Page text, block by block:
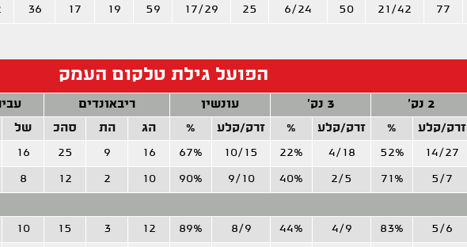
77
21/42
50
6/24
25
17/29
59
19
17
36
הפועל גילת טלקום העמק
2 נק' 3 נק' עונשין ריבאונדים
זרק/קלע % זרק/קלע % זרק/קלע % הג הת סהכ של
14/27
52%
4/18
22%
10/15
67%
16
9
25
16
5/7
71%
2/5
40%
9/10
90%
10
2
12
8
5/6
83%
4/9
44%
8/9
89%
12
3
15
10